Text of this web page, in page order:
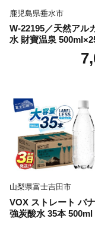
鹿児島県垂水市
W-22195／天然アル
水 財寶温泉
山梨県富士吉田市
VOX ストレート バ
強炭酸水 35本 500ml